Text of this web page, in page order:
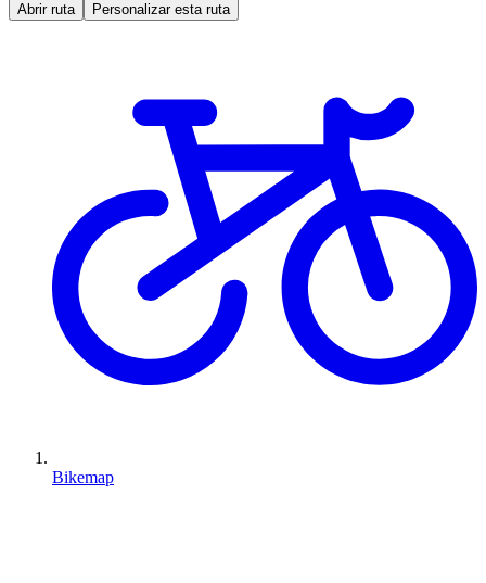
Abrir ruta Personalizar esta ruta
Bikemap